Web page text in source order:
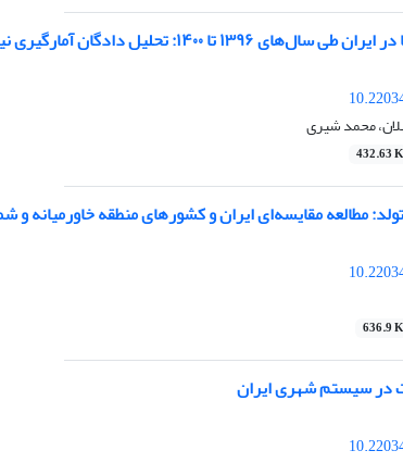
تحلیل دادگان آمارگیری نیروی‌کار
محمد شیری
432.63 K
مطالعه مقایسه‌ای ایران و کشورهای منطقه خاورمیانه و
636.9 K
در سیستم شهری ایران